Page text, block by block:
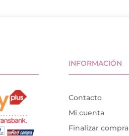
INFORMACIÓN
Contacto
Mi cuenta
Finalizar compra